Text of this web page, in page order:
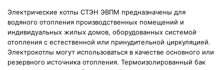
Электрические котлы СТЭН ЭВПМ предназначены для
водяного отопления производственных помещений и
индивидуальных жилых домов, оборудованных системой
отопления с естественной или принудительной циркуляцией.
Электрокотлы могут использоваться в качестве основного или
резервного источника отопления. Термоизолированный бак